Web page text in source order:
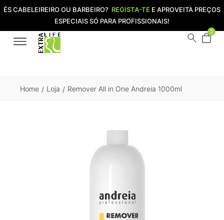
ÉS CABELEIREIRO OU BARBEIRO? REGISTA-TE E APROVEITA PREÇOS
ESPECIAIS SÓ PARA PROFISSIONAIS!
0
Home / Loja / Remover All in One Andreia 1000ml